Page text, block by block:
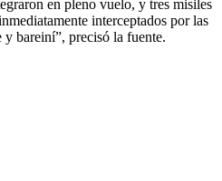
en pleno vuelo, y tres misiles
interceptados por las
y bareiní”, precisó la fuente.